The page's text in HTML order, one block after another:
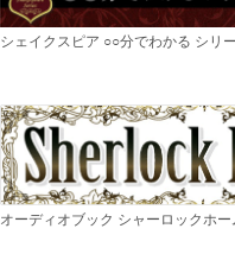
シェイクスピア ○○分でわかる シリ
オーディオブック シャーロックホー